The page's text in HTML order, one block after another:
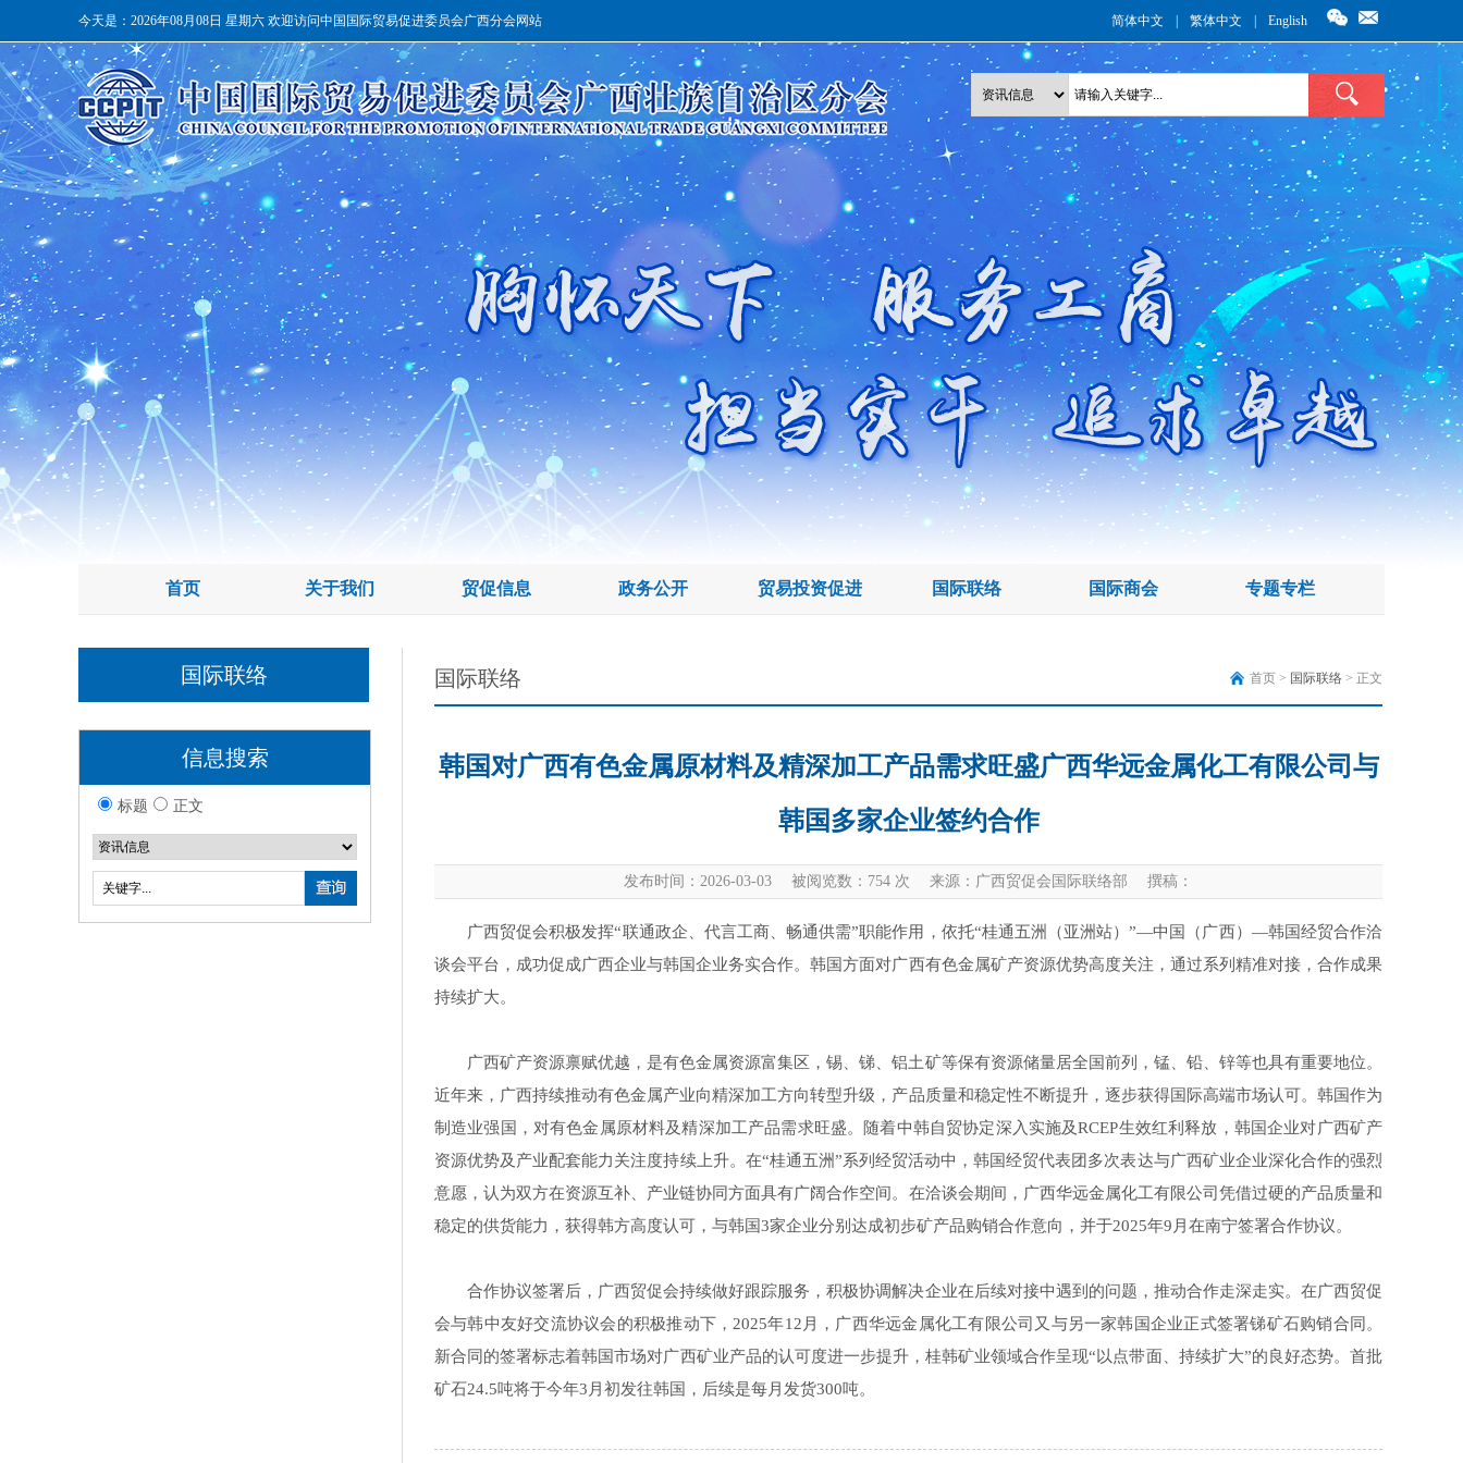
简体中文 繁体中文 English
今天是： 2026年08月08日 星期六 欢迎访问中国国际贸易促进委员会广西分会网站
首页 关于我们 贸促信息 政务公开 贸易投资促进 国际联络 国际商会 专题专栏
国际联络
信息搜索
标题 正文
首页 > 国际联络 > 正文
国际联络
韩国对广西有色金属原材料及精深加工产品需求旺盛广西华远金属化工有限公司与
韩国多家企业签约合作
发布时间：2026-03-03 被阅览数： 754 次 来源：广西贸促会国际联络部 撰稿：
广西贸促会积极发挥“联通政企、代言工商、畅通供需”职能作用，依托“桂通五洲（亚洲站）”—中国（广西）—韩国经贸合作洽
谈会平台，成功促成广西企业与韩国企业务实合作。韩国方面对广西有色金属矿产资源优势高度关注，通过系列精准对接，合作成果
持续扩大。
广西矿产资源禀赋优越，是有色金属资源富集区，锡、锑、铝土矿等保有资源储量居全国前列，锰、铅、锌等也具有重要地位。
近年来，广西持续推动有色金属产业向精深加工方向转型升级，产品质量和稳定性不断提升，逐步获得国际高端市场认可。韩国作为
制造业强国，对有色金属原材料及精深加工产品需求旺盛。随着中韩自贸协定深入实施及RCEP生效红利释放，韩国企业对广西矿产
资源优势及产业配套能力关注度持续上升。在“桂通五洲”系列经贸活动中，韩国经贸代表团多次表达与广西矿业企业深化合作的强烈
意愿，认为双方在资源互补、产业链协同方面具有广阔合作空间。在洽谈会期间，广西华远金属化工有限公司凭借过硬的产品质量和
稳定的供货能力，获得韩方高度认可，与韩国3家企业分别达成初步矿产品购销合作意向，并于2025年9月在南宁签署合作协议。
合作协议签署后，广西贸促会持续做好跟踪服务，积极协调解决企业在后续对接中遇到的问题，推动合作走深走实。在广西贸促
会与韩中友好交流协议会的积极推动下，2025年12月，广西华远金属化工有限公司又与另一家韩国企业正式签署锑矿石购销合同。
新合同的签署标志着韩国市场对广西矿业产品的认可度进一步提升，桂韩矿业领域合作呈现“以点带面、持续扩大”的良好态势。首批
矿石24.5吨将于今年3月初发往韩国，后续是每月发货300吨。